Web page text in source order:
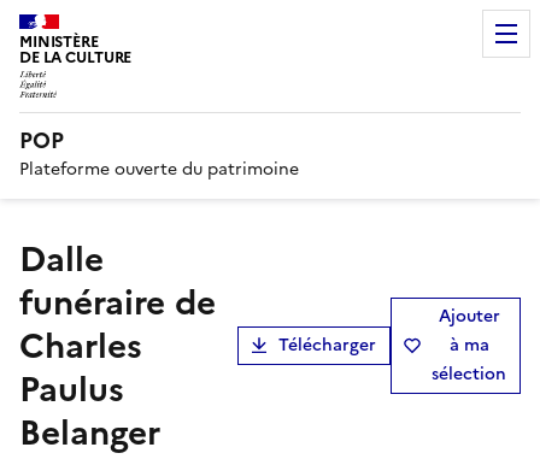
MINISTÈRE
DE LA CULTURE
POP
Plateforme ouverte du patrimoine
dalle
funéraire de
Charles
Paulus
Belanger
Télécharger
Ajouter
à ma
sélection